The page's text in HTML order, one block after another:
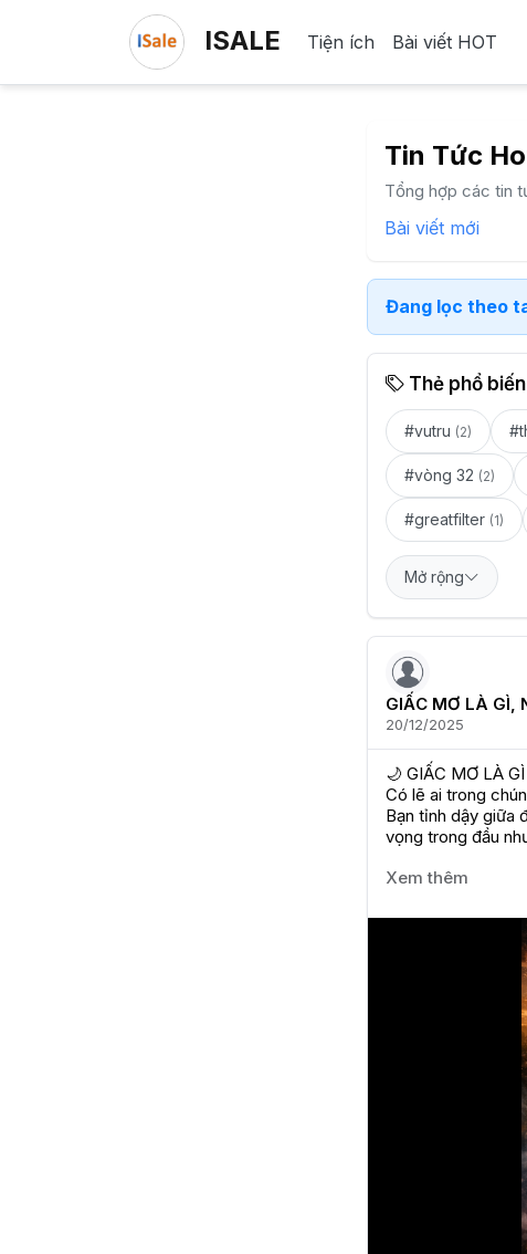
ISALE Tiện ích Bài viết HOT
Tin Tức
Tổng hợp các tin
Bài viết mới
Đang lọc theo
Thẻ phổ biến
#vutru (2)
#vòng 32 (2)
#greatfilter (1)
Mở rộng
GIẤC MƠ LÀ GÌ,
20/12/2025
🌙 GIẤC MƠ LÀ
Có lẽ ai trong
Bạn tỉnh dậy giữa
vọng trong đầu
Xem thêm